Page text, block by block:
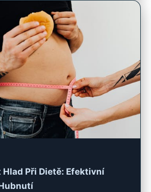
Při Dietě: Efektivní